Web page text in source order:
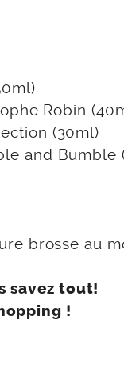
Robin
(30ml)
and Bumble
brosse au
savez tout!
!